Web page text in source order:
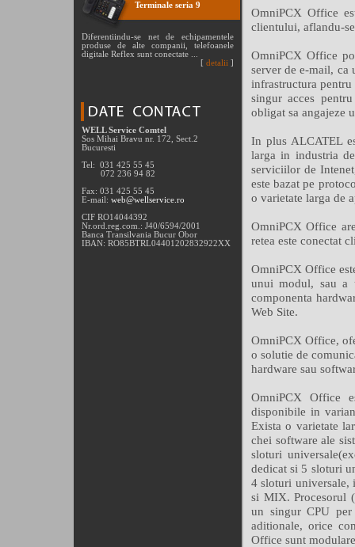
Terminale seria 9
Diferentiindu-se net de echipamentele
produse de alte companii, telefoanele
digitale Reflex sunt conectate ...
[ detalii ]
WELL Service Comtel
Sos Mihai Bravu nr. 172, Sect.2
Bucuresti
Tel: 031 425 55 45
072 236 94 82
Fax: 031 425 55 45
E-mail: web@wellservice.ro
CIF RO14044392
Nr.ord.reg.com.: J40/6594/2001
Banca Transilvania Bucur Obor
IBAN: RO85BTRL04401202832922XX
OmniPCX Office
clientului, aflandu-
OmniPCX Office
server de e-mail, ca
infrastructura
singur acces
obligat sa angajeze
In plus ALCATEL
larga in industria
serviciilor de
este bazat pe
o varietate larga de
OmniPCX Office
retea este conectat
OmniPCX Office
unui modul, sau a
componenta
Web Site.
OmniPCX Office,
o solutie de
hardware sau
OmniPCX Office
disponibile in
Exista o varietate
chei software ale
sloturi
dedicat si 5 sloturi
4 sloturi universale,
si MIX. Procesorul
un singur CPU
aditionale, orice
Office sunt